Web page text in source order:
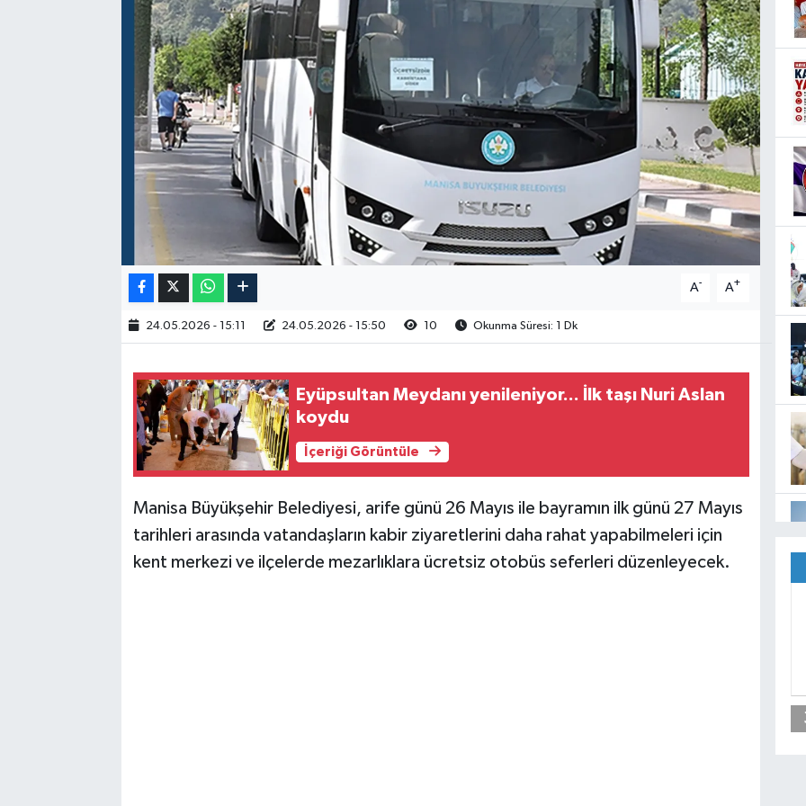
A- A+
24.05.2026 - 15:11 24.05.2026 - 15:50 10 Okunma Süresi: 1 Dk
Eyüpsultan Meydanı yenileniyor... İlk taşı Nuri Aslan
koydu
İçeriği Görüntüle
Manisa Büyükşehir Belediyesi, arife günü 26 Mayıs ile bayramın ilk günü 27 Mayıs
tarihleri arasında vatandaşların kabir ziyaretlerini daha rahat yapabilmeleri için
kent merkezi ve ilçelerde mezarlıklara ücretsiz otobüs seferleri düzenleyecek.